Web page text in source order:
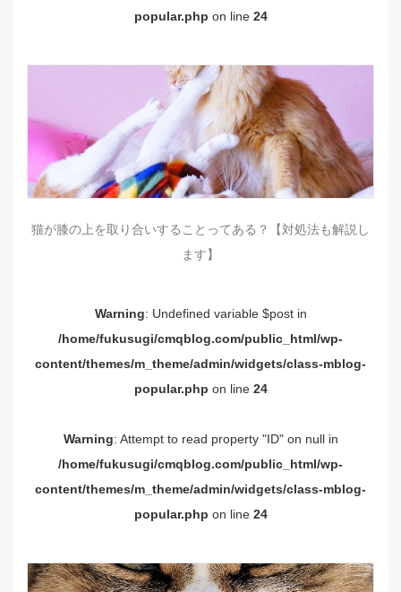
popular.php on line 24
猫が膝の上を取り合いすることってある？【対処法も解説し
ます】
Warning: Undefined variable $post in
/home/fukusugi/cmqblog.com/public_html/wp-
content/themes/m_theme/admin/widgets/class-mblog-
popular.php on line 24
Warning: Attempt to read property "ID" on null in
/home/fukusugi/cmqblog.com/public_html/wp-
content/themes/m_theme/admin/widgets/class-mblog-
popular.php on line 24